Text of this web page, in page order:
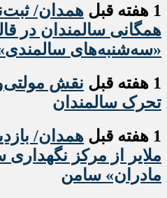
1 هفته قبل
همدان/
همگانی سالمندان در
«سه‌شنبه‌های
1 هفته قبل
نقش
تحرک سالمندان
1 هفته قبل
همدان/
ملایر از مرکز نگهداری
مادران» سامن